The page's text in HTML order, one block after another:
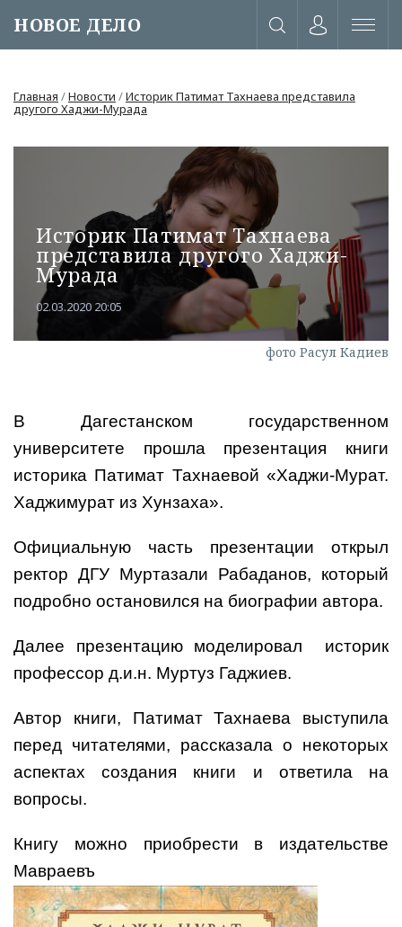
НОВОЕ ДЕЛО
или через соц. сети
Главная /Новости /Историк Патимат Тахнаева представила
другого Хаджи-Мурада
Историк Патимат Тахнаева
представила другого Хаджи-
Мурада
02.03.2020 20:05
фото Расул Кадиев
В Дагестанском государственном
университете прошла презентация книги
историка Патимат Тахнаевой «Хаджи-Мурат.
Хаджимурат из Хунзаха».
Официальную часть презентации открыл
ректор ДГУ Муртазали Рабаданов, который
подробно остановился на биографии автора.
Далее презентацию моделировал историк
профессор д.и.н. Муртуз Гаджиев.
Автор книги, Патимат Тахнаева выступила
перед читателями, рассказала о некоторых
аспектах создания книги и ответила на
вопросы.
Книгу можно приобрести в издательстве
Мавраевъ